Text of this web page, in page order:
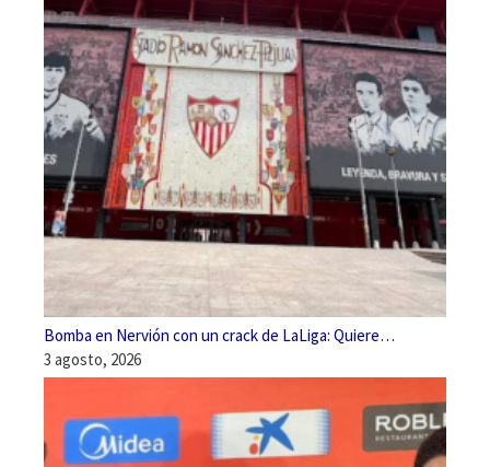
Bomba en Nervión con un crack de LaLiga: Quiere…
3 agosto, 2026